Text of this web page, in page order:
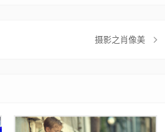
摄影之肖像美